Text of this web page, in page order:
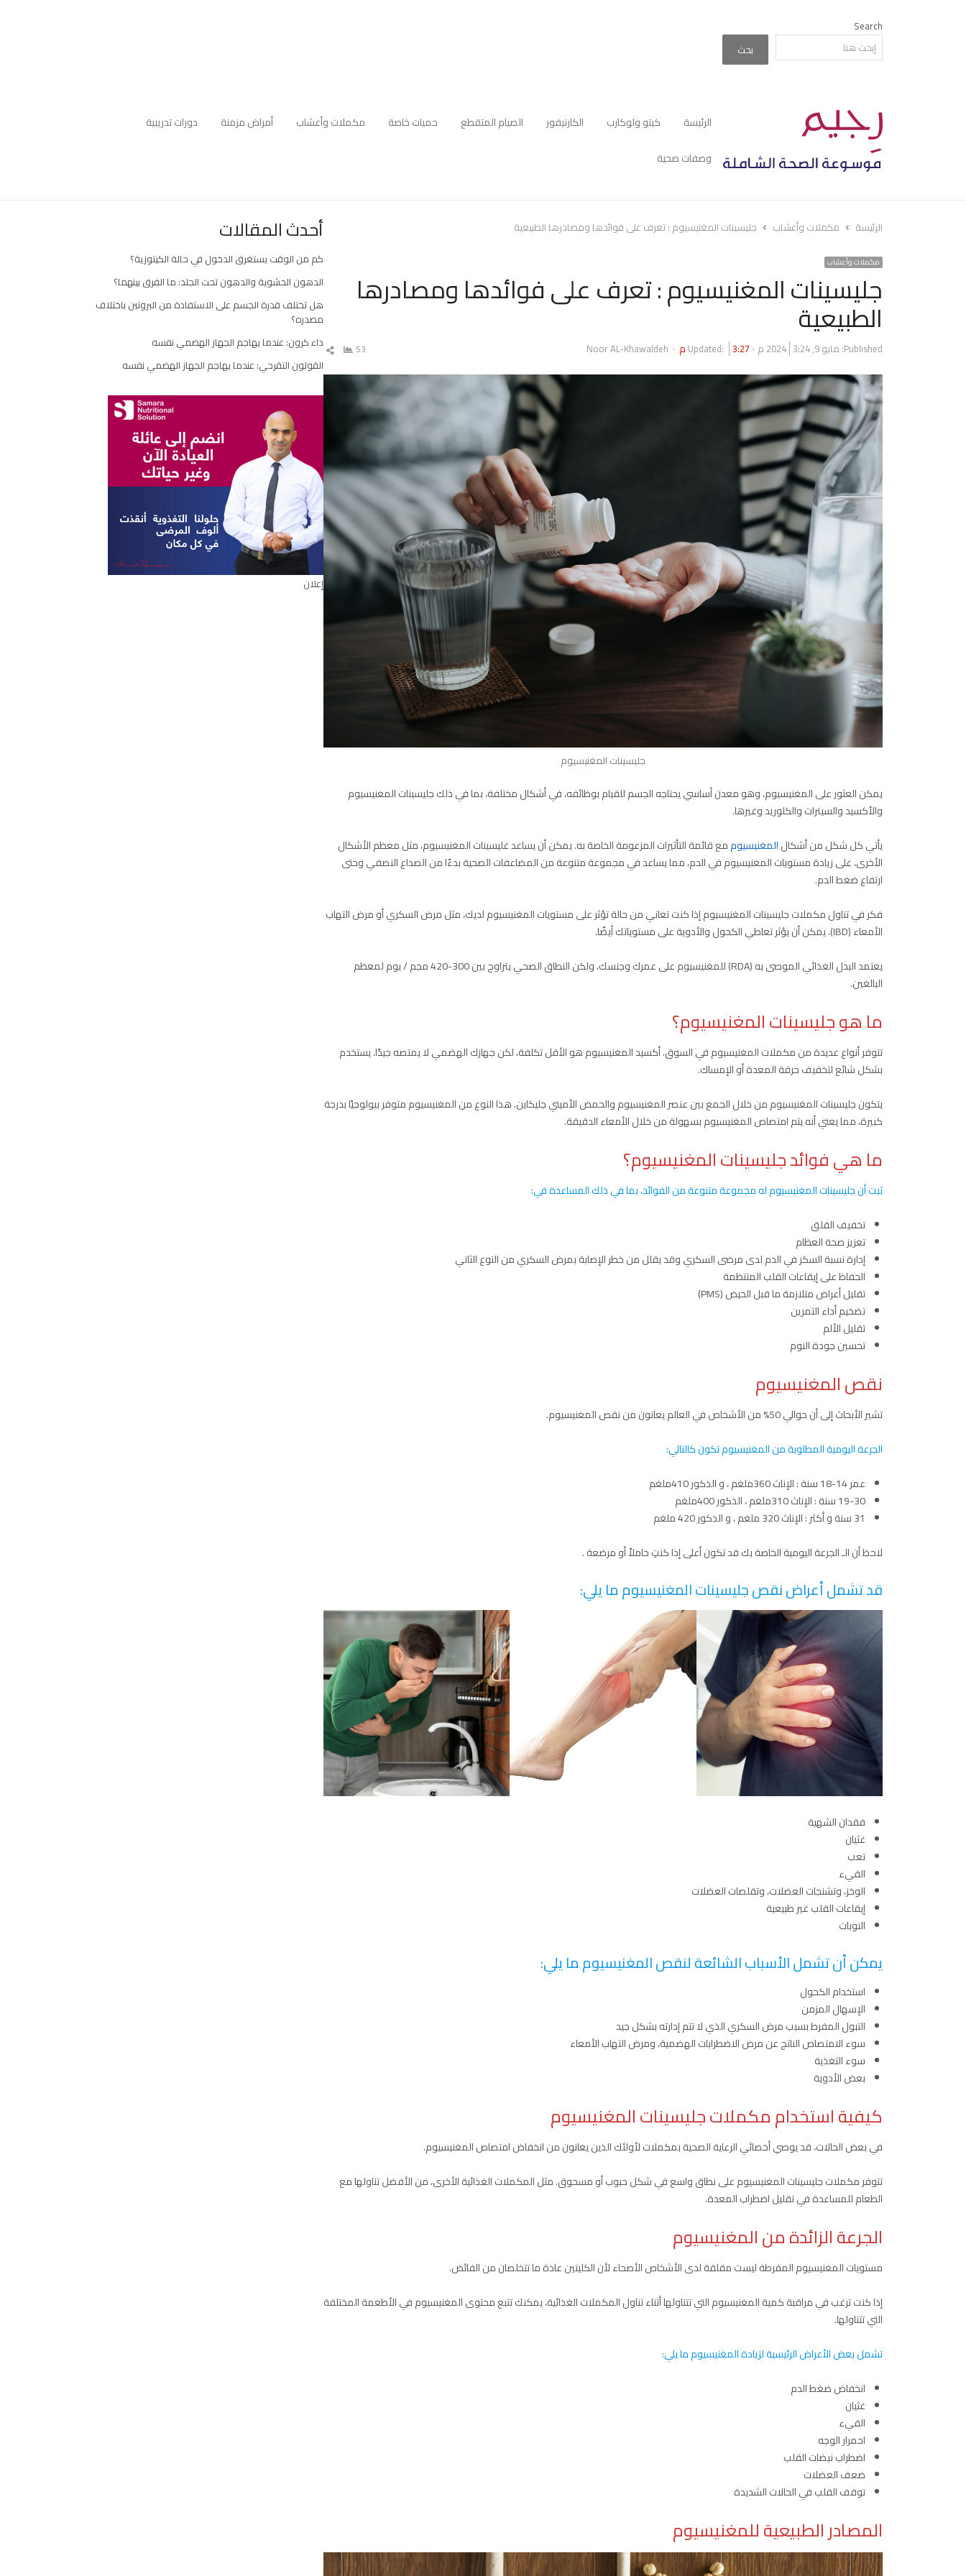
Search
بحث
الرئيسة كيتو ولوكارب الكارنيفور الصيام المتقطع حميات خاصة مكملات وأعشاب أمراض مزمنة
دورات تدريبية
وصفات صحية
الرئيسة مكملات وأعشاب جليسينات المغنيسيوم : تعرف على فوائدها ومصادرها الطبيعية
مكملات وأعشاب
جليسينات المغنيسيوم : تعرف على فوائدها ومصادرها
الطبيعية
Published: مايو 9, 2024 3:24 م Updated: 3:27 م Author
Noor AL-Khawaldeh
53
شارك
المقال
جليسينات المغنيسيوم
يمكن العثور على المغنيسيوم، وهو معدن أساسي يحتاجه الجسم للقيام بوظائفه، في أشكال مختلفة، بما في ذلك جليسينات المغنيسيوم
والأكسيد والسيترات والكلوريد وغيرها.
يأتي كل شكل من أشكالالمغنيسيوممع قائمة التأثيرات المزعومة الخاصة به. يمكن أن يساعد غليسينات المغنيسيوم، مثل معظم الأشكال
الأخرى، على زيادة مستويات المغنيسيوم في الدم، مما يساعد في مجموعة متنوعة من المضاعفات الصحية بدءًا من الصداع النصفي وحتى
ارتفاع ضغط الدم.
فكر في تناول مكملات جليسينات المغنيسيوم إذا كنت تعاني من حالة تؤثر على مستويات المغنيسيوم لديك، مثل مرض السكري أو مرض التهاب
الأمعاء (IBD). يمكن أن يؤثر تعاطي الكحول والأدوية على مستوياتك أيضًا.
يعتمد البدل الغذائي الموصى به (RDA) للمغنيسيوم على عمرك وجنسك، ولكن النطاق الصحي يتراوح بين 300-420 مجم / يوم لمعظم
البالغين.
ما هو جليسينات المغنيسيوم؟
تتوفر أنواع عديدة من مكملات المغنيسيوم في السوق. أكسيد المغنيسيوم هو الأقل تكلفة، لكن جهازك الهضمي لا يمتصه جيدًا. يستخدم
بشكل شائع لتخفيف حرقة المعدة أو الإمساك.
يتكون جليسينات المغنيسيوم من خلال الجمع بين عنصر المغنيسيوم والحمض الأميني جليكاين. هذا النوع من المغنيسيوم متوفر بيولوجيًا بدرجة
كبيرة، مما يعني أنه يتم امتصاص المغنيسيوم بسهولة من خلال الأمعاء الدقيقة.
ما هي فوائد جليسينات المغنيسيوم؟
ثبت أن جليسينات المغنيسيوم له مجموعة متنوعة من الفوائد، بما في ذلك المساعدة في:
تخفيف القلق
تعزيز صحة العظام
إدارة نسبة السكر في الدم لدى مرضى السكري وقد يقلل من خطر الإصابة بمرض السكري من النوع الثاني
الحفاظ على إيقاعات القلب المنتظمة
تقليل أعراض متلازمة ما قبل الحيض (PMS)
تضخيم أداء التمرين
تقليل الألم
تحسين جودة النوم
نقص المغنيسيوم
تشير الأبحاث إلى أن حوالي 50% من الأشخاص في العالم يعانون من نقص المغنيسيوم.
الجرعة اليومية المطلوبة من المغنيسيوم تكون كالتالي:
عمر 14-18 سنة : الإناث 360ملغم ، و الذكور 410ملغم
19-30 سنة : الإناث 310ملغم ، الذكور 400ملغم
31 سنة و أكثر : الإناث 320 ملغم ، و الذكور 420 ملغم
لاحظ أن الـ الجرعة اليومية الخاصة بك قد تكون أعلى إذا كنتِ حاملاً أو مرضعة .
قد تشمل أعراض نقص جليسينات المغنيسيوم ما يلي:
فقدان الشهية
غثيان
تعب
القيء
الوخز، وتشنجات العضلات، وتقلصات العضلات
إيقاعات القلب غير طبيعية
النوبات
يمكن أن تشمل الأسباب الشائعة لنقص المغنيسيوم ما يلي:
استخدام الكحول
الإسهال المزمن
التبول المفرط بسبب مرض السكري الذي لا تتم إدارته بشكل جيد
سوء الامتصاص الناتج عن مرض الاضطرابات الهضمية، ومرض التهاب الأمعاء
سوء التغذية
بعض الأدوية
كيفية استخدام مكملات جليسينات المغنيسيوم
في بعض الحالات، قد يوصي أخصائي الرعاية الصحية بمكملات لأولئك الذين يعانون من انخفاض امتصاص المغنيسيوم.
تتوفر مكملات جليسينات المغنيسيوم على نطاق واسع في شكل حبوب أو مسحوق. مثل المكملات الغذائية الأخرى، من الأفضل تناولها مع
الطعام للمساعدة في تقليل اضطراب المعدة.
الجرعة الزائدة من المغنيسيوم
مستويات المغنيسيوم المفرطة ليست مقلقة لدى الأشخاص الأصحاء لأن الكليتين عادة ما تتخلصان من الفائض.
إذا كنت ترغب في مراقبة كمية المغنيسيوم التي تتناولها أثناء تناول المكملات الغذائية، يمكنك تتبع محتوى المغنيسيوم في الأطعمة المختلفة
التي تتناولها.
تشمل بعض الأعراض الرئيسية لزيادة المغنيسيوم ما يلي:
انخفاض ضغط الدم
غثيان
القيء
احمرار الوجه
اضطراب نبضات القلب
ضعف العضلات
توقف القلب في الحالات الشديدة
المصادر الطبيعية للمغنيسيوم
أحدث المقالات
كم من الوقت يستغرق الدخول في حالة الكيتوزية؟
الدهون الحشوية والدهون تحت الجلد: ما الفرق بينهما؟
هل تختلف قدرة الجسم على الاستفادة من البروتين باختلاف
مصدره؟
داء كرون: عندما يهاجم الجهاز الهضمي نفسه
القولون التقرحي: عندما يهاجم الجهاز الهضمي نفسه
إعلان